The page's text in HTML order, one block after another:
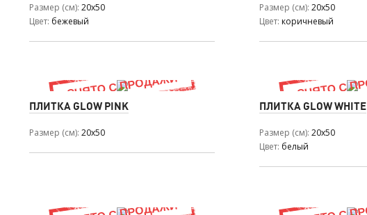
Размер (см) 20x50
Цвет бежевый
Размер (см) 20x50
Цвет коричневый
ПЛИТКА GLOW PINK
Размер (см) 20x50
ПЛИТКА GLOW WHITE
Размер (см) 20x50
Цвет белый